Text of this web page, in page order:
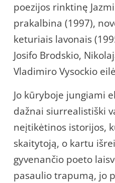
poezijos rinktinę
prakalbina (1997),
keturiais lavonais
Josifo Brodskio,
Vladimiro Vysockio
Jo kūryboje jungiami
dažnai siurrealistiški
neįtikėtinos istorijos,
skaitytoją, o kartu
gyvenančio poeto
pasaulio trapumą, jo